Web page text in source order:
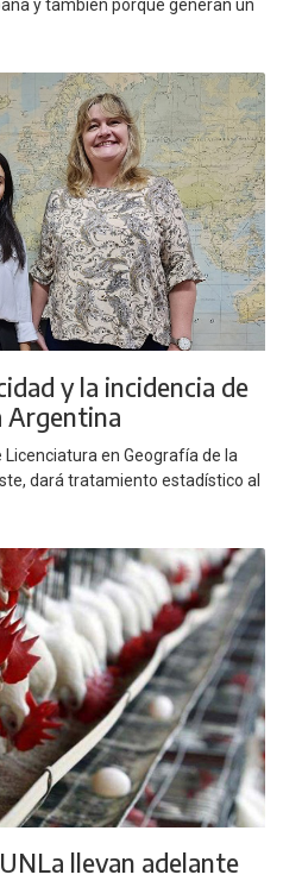
y también porque generan un
y la incidencia de
Argentina
en Geografía de la
dará tratamiento estadístico al
llevan adelante